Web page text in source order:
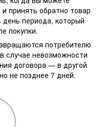
принять обратно товар
периода, который
покупки.
потребителю
случае невозможности
договора — в другой
не позднее 7 дней.